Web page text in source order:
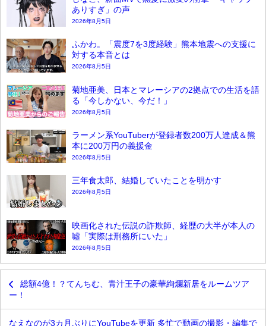
ありすぎ」の声
2026年8月5日
ふかわ。「震度7を3度経験」熊本地震への支援に
対する本音とは
2026年8月5日
菊地亜美、日本とマレーシアの2拠点での生活を語
る「今しかない、今だ！」
2026年8月5日
ラーメン系YouTuberが登録者数200万人達成＆熊
本に200万円の義援金
2026年8月5日
三年食太郎、結婚していたことを明かす
2026年8月5日
映画化された伝説の詐欺師、経歴の大半が本人の
噓「実際は刑務所にいた」
2026年8月5日
総額4億！？てんちむ、青汁王子の豪華絢爛新居をルームツア
ー！
なえなのが3カ月ぶりにYouTubeを更新 多忙で動画の撮影・編集で